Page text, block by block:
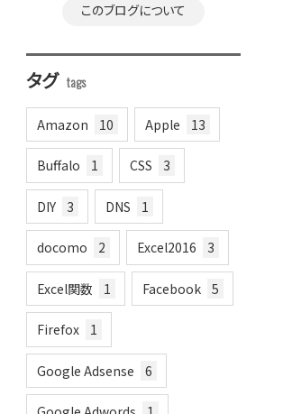
このブログについて
タグ
Amazon 10 Apple 13
Buffalo 1 CSS 3
DIY 3 DNS 1
docomo 2 Excel2016 3
Excel関数 1 Facebook 5
Firefox 1
Google Adsense 6